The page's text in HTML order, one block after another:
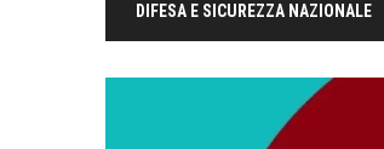
DIFESA E SICUREZZA NAZIONALE